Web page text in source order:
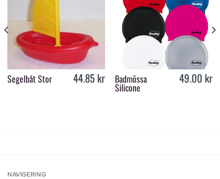
Segelbåt Stor 44.85kr Badmössa
Silicone
49.00 kr
NAVIGERING